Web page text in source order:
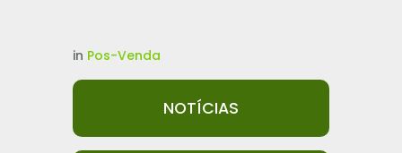
in Pos-Venda
NOTÍCIAS